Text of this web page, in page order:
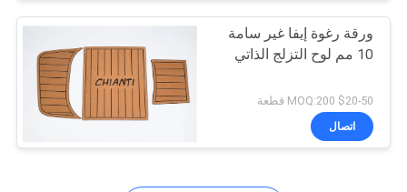
وسادات غير قابلة
للانزلاق للقارب
21
ورقة رغوة إيفا غير سامة
10 مم لوح التزلج الذاتي
$20-50 MOQ:200 قطعة
اتصال